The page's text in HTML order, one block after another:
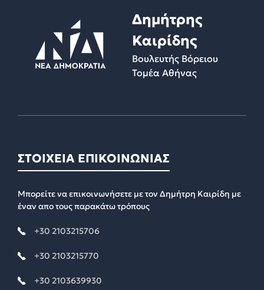
Δημήτρης
Καιρίδης
Βουλευτής Βόρειου
Τομέα Αθήνας
ΣΤΟΙΧΕΙΑ ΕΠΙΚΟΙΝΩΝΙΑΣ
Μπορείτε να επικοινωνήσετε με τον Δημήτρη Καιρίδη με
έναν απο τους παρακάτω τρόπους
+30 2103215706
+30 2103215770
+30 2103639930